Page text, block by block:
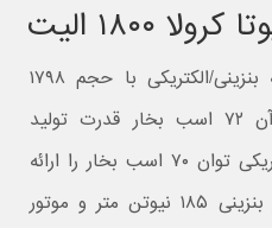
الیت
این سدان دارای یک پیشرانه بنزینی/الکتریکی با حجم ۱۷۹۸
سی‌سی است. موتور بنزینی آن ۷۲ اسب بخار قدرت تولید
می‌کند، در حالی که موتور الکتریکی توان ۷۰ اسب بخار را ارائه
می‌دهد. حداکثر گشتاور موتور بنزینی ۱۸۵ نیوتن متر و موتور